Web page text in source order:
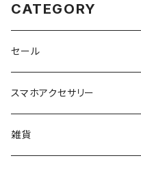
CATEGORY
セール
スマホアクセサリー
iPhoneケース
雑貨